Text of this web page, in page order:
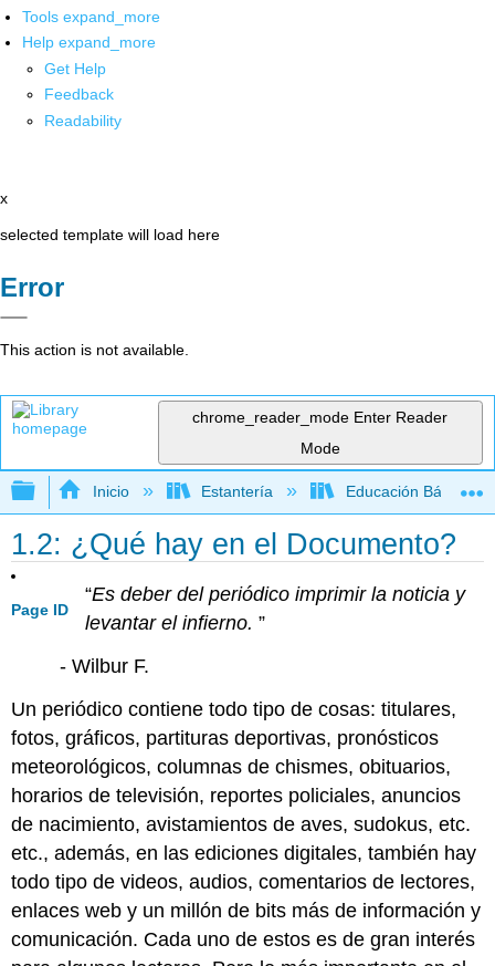
Tools expand_more
Help expand_more
Get Help
Feedback
Readability
x
selected template will load here
Error
This action is not available.
chrome_reader_mode Enter Reader
Mode
Expandir/contraer jerarquía global
Inicio Estantería Educación Básica
1.2: ¿Qué hay en el Documento?
Page ID
“Es deber del periódico imprimir la noticia y
levantar el infierno. ”
- Wilbur F.
Un periódico contiene todo tipo de cosas: titulares,
fotos, gráficos, partituras deportivas, pronósticos
meteorológicos, columnas de chismes, obituarios,
horarios de televisión, reportes policiales, anuncios
de nacimiento, avistamientos de aves, sudokus, etc.
etc., además, en las ediciones digitales, también hay
todo tipo de videos, audios, comentarios de lectores,
enlaces web y un millón de bits más de información y
comunicación. Cada uno de estos es de gran interés